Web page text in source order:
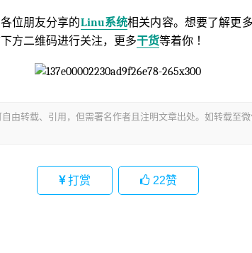
位朋友分享的Linu系统相关内容。想要了解更
方二维码进行关注，更多干货等着你 ！
自由转载、引用，但需署名作者且注明文章出处。如转载至
打赏 22赞